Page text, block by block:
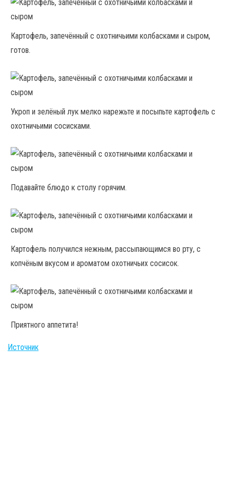
Картофель, запечённый с охотничьими колбасками и сыром,
готов.
Укроп и зелёный лук мелко нарежьте и посыпьте картофель с
охотничьими сосисками.
Подавайте блюдо к столу горячим.
Картофель получился нежным, рассыпающимся во рту, с
копчёным вкусом и ароматом охотничьих сосисок.
Приятного аппетита!
Источник